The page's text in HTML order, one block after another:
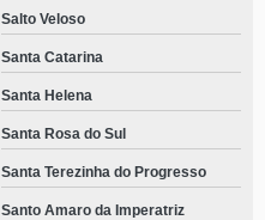
Salto Veloso
Santa Catarina
Santa Helena
Santa Rosa do Sul
Santa Terezinha do Progresso
Santo Amaro da Imperatriz